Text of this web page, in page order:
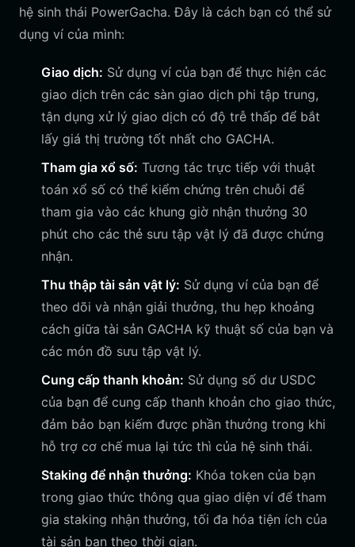
hệ sinh thái PowerGacha. Đây là cách bạn có thể sử
dụng ví của mình:
Giao dịch: Sử dụng ví của bạn để thực hiện các
giao dịch trên các sàn giao dịch phi tập trung,
tận dụng xử lý giao dịch có độ trễ thấp để bắt
lấy giá thị trường tốt nhất cho GACHA.
Tham gia xổ số: Tương tác trực tiếp với thuật
toán xổ số có thể kiểm chứng trên chuỗi để
tham gia vào các khung giờ nhận thưởng 30
phút cho các thẻ sưu tập vật lý đã được chứng
nhận.
Thu thập tài sản vật lý: Sử dụng ví của bạn để
theo dõi và nhận giải thưởng, thu hẹp khoảng
cách giữa tài sản GACHA kỹ thuật số của bạn và
các món đồ sưu tập vật lý.
Cung cấp thanh khoản: Sử dụng số dư USDC
của bạn để cung cấp thanh khoản cho giao thức,
đảm bảo bạn kiếm được phần thưởng trong khi
hỗ trợ cơ chế mua lại tức thì của hệ sinh thái.
Staking để nhận thưởng: Khóa token của bạn
trong giao thức thông qua giao diện ví để tham
gia staking nhận thưởng, tối đa hóa tiện ích của
tài sản bạn theo thời gian.